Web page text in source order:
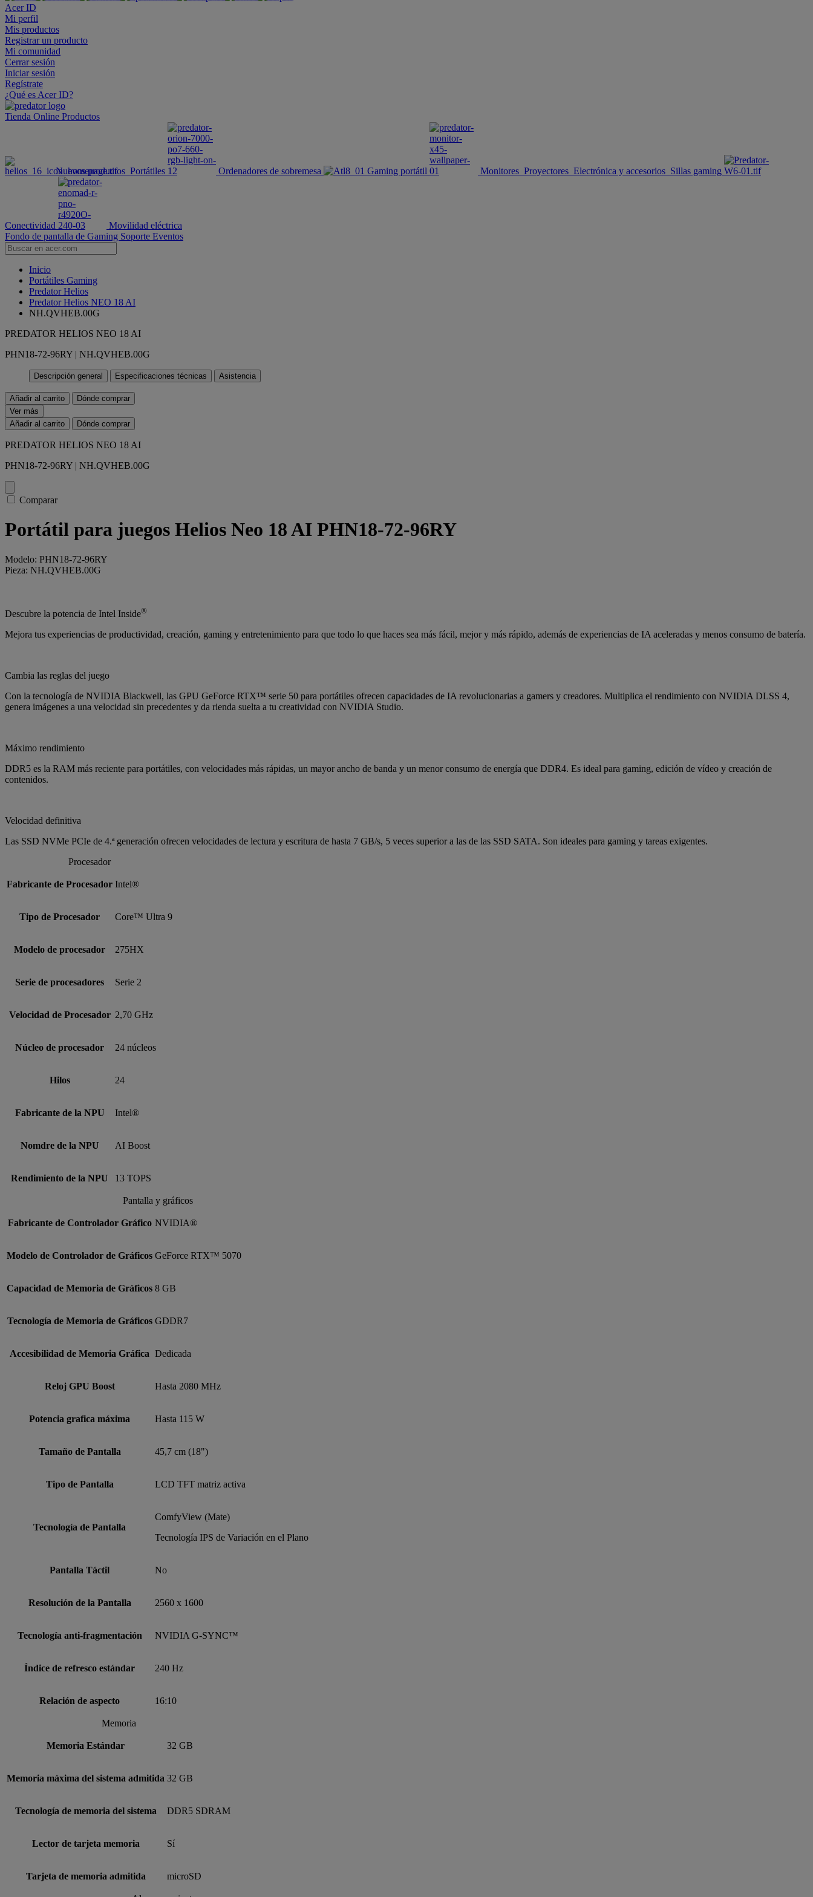
Acer ID
Mi perfil
Mis productos
Registrar un producto
Mi comunidad
Cerrar sesión
Iniciar sesión
Regístrate
¿Qué es Acer ID?
Tienda Online Productos
Nuevos productos Portátiles Ordenadores de sobremesa Gaming portátil Monitores Proyectores Electrónica y accesorios Sillas gaming
Conectividad
Movilidad eléctrica
Fondo de pantalla de Gaming Soporte Eventos
Inicio
Portátiles Gaming
Predator Helios
Predator Helios NEO 18 AI
NH.QVHEB.00G
PREDATOR HELIOS NEO 18 AI
PHN18-72-96RY | NH.QVHEB.00G
Descripción general Especificaciones técnicas Asistencia
Añadir al carrito
Dónde comprar
Ver más
Añadir al carrito
Dónde comprar
PREDATOR HELIOS NEO 18 AI
PHN18-72-96RY | NH.QVHEB.00G
Comparar
Portátil para juegos Helios Neo 18 AI PHN18-72-96RY
Modelo: PHN18-72-96RY
Pieza: NH.QVHEB.00G
Descubre la potencia de Intel Inside®
Mejora tus experiencias de productividad, creación, gaming y entretenimiento para que todo lo que haces sea más fácil, mejor y más rápido, además de experiencias de IA aceleradas y menos consumo de batería.
Cambia las reglas del juego
Con la tecnología de NVIDIA Blackwell, las GPU GeForce RTX™ serie 50 para portátiles ofrecen capacidades de IA revolucionarias a gamers y creadores. Multiplica el rendimiento con NVIDIA DLSS 4,
genera imágenes a una velocidad sin precedentes y da rienda suelta a tu creatividad con NVIDIA Studio.
Máximo rendimiento
DDR5 es la RAM más reciente para portátiles, con velocidades más rápidas, un mayor ancho de banda y un menor consumo de energía que DDR4. Es ideal para gaming, edición de vídeo y creación de
contenidos.
Velocidad definitiva
Las SSD NVMe PCIe de 4.ª generación ofrecen velocidades de lectura y escritura de hasta 7 GB/s, 5 veces superior a las de las SSD SATA. Son ideales para gaming y tareas exigentes.
Procesador
Fabricante de Procesador Intel®
Tipo de Procesador Core™ Ultra 9
Modelo de procesador 275HX
Serie de procesadores Serie 2
Velocidad de Procesador 2,70 GHz
Núcleo de procesador 24 núcleos
Hilos 24
Fabricante de la NPU Intel®
Nomdre de la NPU AI Boost
Rendimiento de la NPU 13 TOPS
Pantalla y gráficos
Fabricante de Controlador Gráfico NVIDIA®
Modelo de Controlador de Gráficos GeForce RTX™ 5070
Capacidad de Memoria de Gráficos 8 GB
Tecnología de Memoria de Gráficos GDDR7
Accesibilidad de Memoria Gráfica Dedicada
Reloj GPU Boost Hasta 2080 MHz
Potencia grafica máxima Hasta 115 W
Tamaño de Pantalla 45,7 cm (18")
Tipo de Pantalla LCD TFT matriz activa
Tecnología de Pantalla
ComfyView (Mate)
Tecnología IPS de Variación en el Plano
Pantalla Táctil No
Resolución de la Pantalla 2560 x 1600
Tecnología anti-fragmentación NVIDIA G-SYNC™
Índice de refresco estándar 240 Hz
Relación de aspecto 16:10
Memoria
Memoria Estándar 32 GB
Memoria máxima del sistema admitida 32 GB
Tecnología de memoria del sistema DDR5 SDRAM
Lector de tarjeta memoria Sí
Tarjeta de memoria admitida microSD